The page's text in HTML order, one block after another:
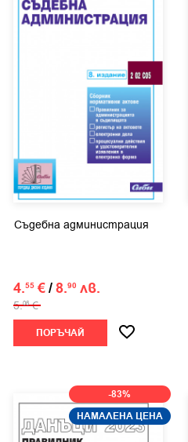
Съдебна администрация
4.55 €/8.90 лв.
5.06 €
ПОРЪЧАЙ
-83%
НАМАЛЕНА ЦЕНА